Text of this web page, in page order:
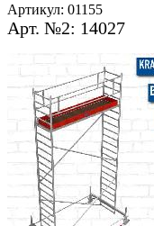
Артикул: 01155
Арт. №2: 14027